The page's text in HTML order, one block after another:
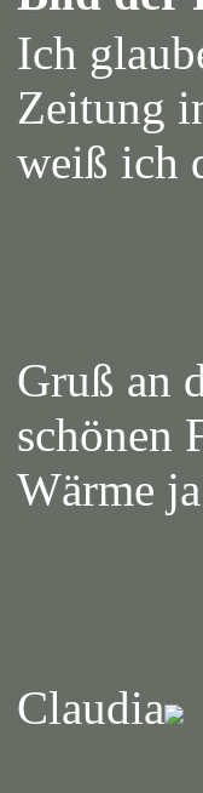
Ich
Zeitung
weiß ich
Gruß an
schönen
Wärme
Claudia